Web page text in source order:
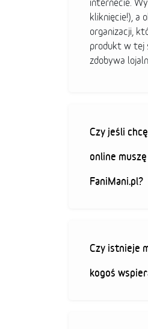
internecie.
kliknięcie!), a
organizacji,
produkt w tej
zdobywa
Czy jeśli
online
FaniMani.pl?
Czy istnieje
kogoś